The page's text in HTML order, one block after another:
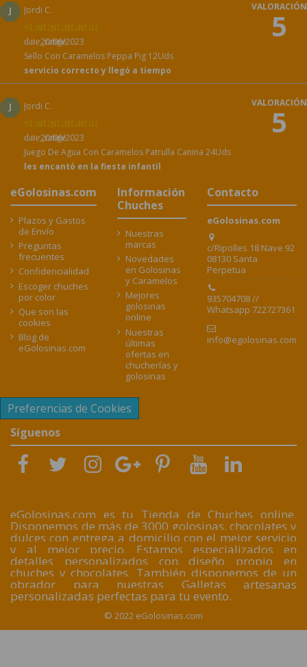
J Jordi C.
date_range
20/06/2023
Sello Con Caramelos Peppa Pig 12Uds
servicio correcto y llegó a tiempo
VALORACIÓN
5
J Jordi C.
date_range
20/06/2023
Juego De Agua Con Caramelos Patrulla Canina 24Uds
les encantó en la fiesta infantil
VALORACIÓN
5
eGolosinas.com
Plazos y Gastos
de Envío
Preguntas
frecuentes
Confidencialidad
Escoger chuches
por color
Que son las
cookies
Blog de
eGolosinas.com
Información
Chuches
Nuestras
marcas
Novedades
en Golosinas
y Caramelos
Mejores
golosinas
online
Nuestras
últimas
ofertas en
chucherías y
golosinas
Contacto
eGolosinas.com
c/Ripolles 18 Nave 92
08130 Santa
Perpetua
935704708 //
Whatsapp 722727361
info@egolosinas.com
Preferencias de Cookies
Síguenos
eGolosinas.com es tu Tienda de Chuches online.
Disponemos de más de 3000 golosinas, chocolates y
dulces con entrega a domicilio con el mejor servicio
y al mejor precio. Estamos especializados en
detalles personalizados con diseño propio en
chuches y chocolates. También disponemos de un
obrador para nuestras Galletas artesanas
personalizadas perfectas para tu evento.
© 2022 eGolosinas.com